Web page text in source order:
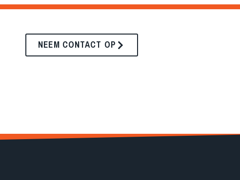
NEEM CONTACT OP